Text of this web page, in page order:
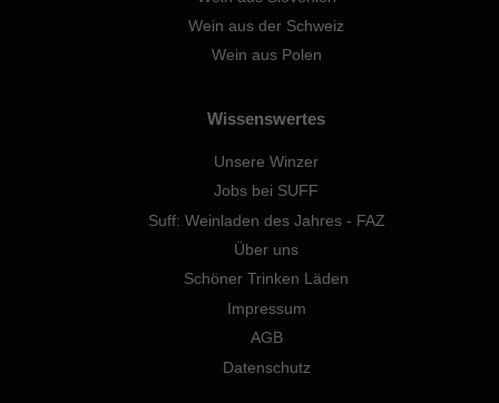
Wein aus der Schweiz
Wein aus Polen
Wissenswertes
Unsere Winzer
Jobs bei SUFF
Suff: Weinladen des Jahres - FAZ
Über uns
Schöner Trinken Läden
Impressum
AGB
Datenschutz